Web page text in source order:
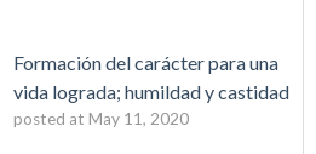
Formación del carácter para una
vida lograda; humildad y castidad
posted at May 11, 2020